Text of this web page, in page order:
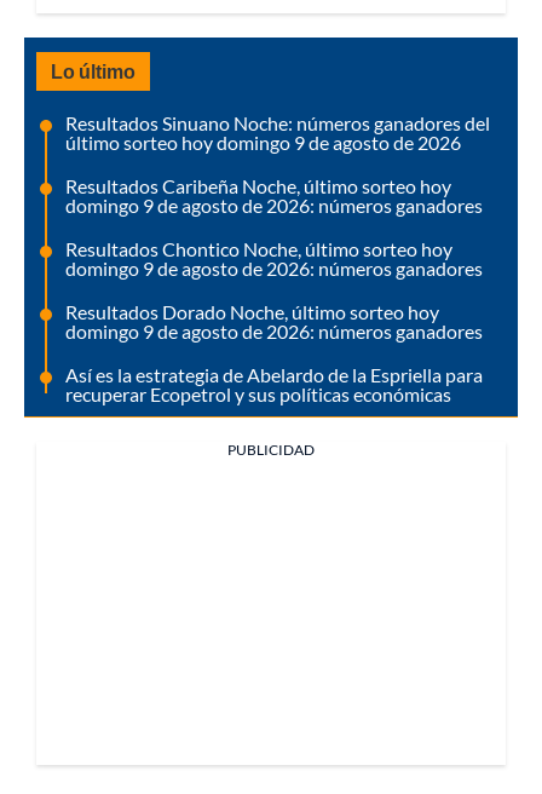
Lo último
Resultados Sinuano Noche: números ganadores del
último sorteo hoy domingo 9 de agosto de 2026
Resultados Caribeña Noche, último sorteo hoy
domingo 9 de agosto de 2026: números ganadores
Resultados Chontico Noche, último sorteo hoy
domingo 9 de agosto de 2026: números ganadores
Resultados Dorado Noche, último sorteo hoy
domingo 9 de agosto de 2026: números ganadores
Así es la estrategia de Abelardo de la Espriella para
recuperar Ecopetrol y sus políticas económicas
PUBLICIDAD